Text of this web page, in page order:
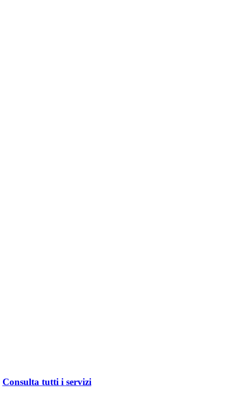
Consulta tutti i servizi